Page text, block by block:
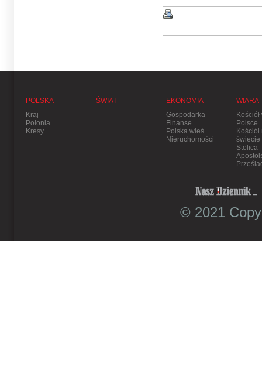
POLSKA
Kraj
Polonia
Kresy
ŚWIAT
EKONOMIA
Gospodarka
Finanse
Polska wieś
Nieruchomości
WIARA
Kościół
Polsce
Kościół
świecie
Stolica
© 2021